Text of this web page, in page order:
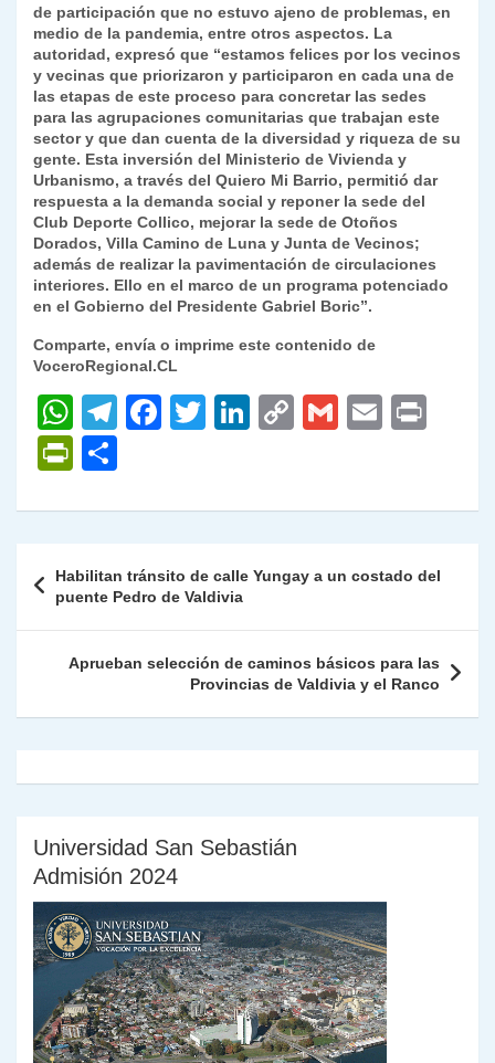
de participación que no estuvo ajeno de problemas, en
medio de la pandemia, entre otros aspectos. La
autoridad, expresó que “estamos felices por los vecinos
y vecinas que priorizaron y participaron en cada una de
las etapas de este proceso para concretar las sedes
para las agrupaciones comunitarias que trabajan este
sector y que dan cuenta de la diversidad y riqueza de su
gente. Esta inversión del Ministerio de Vivienda y
Urbanismo, a través del Quiero Mi Barrio, permitió dar
respuesta a la demanda social y reponer la sede del
Club Deporte Collico, mejorar la sede de Otoños
Dorados, Villa Camino de Luna y Junta de Vecinos;
además de realizar la pavimentación de circulaciones
interiores. Ello en el marco de un programa potenciado
en el Gobierno del Presidente Gabriel Boric”.
Comparte, envía o imprime este contenido de
VoceroRegional.CL
W
h
at
s
p
p
T
gr
m
F
e
o
o
k
T
er
Li
e
n
C
y
n
k
G
l
E
l
P
nt
Fr
ie
n
dl
m
ar
tir
de
entradas
Habilitan tránsito de calle Yungay a un costado del
puente Pedro de Valdivia
Aprueban selección de caminos básicos para las
Provincias de Valdivia y el Ranco
Universidad San Sebastián
Admisión 2024